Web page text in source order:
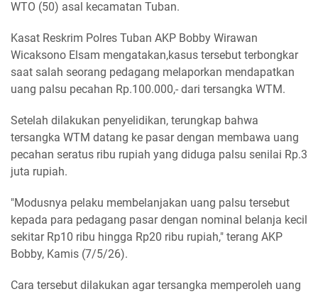
WTO (50) asal kecamatan Tuban.
Kasat Reskrim Polres Tuban AKP Bobby Wirawan
Wicaksono Elsam mengatakan,kasus tersebut terbongkar
saat salah seorang pedagang melaporkan mendapatkan
uang palsu pecahan Rp.100.000,- dari tersangka WTM.
Setelah dilakukan penyelidikan, terungkap bahwa
tersangka WTM datang ke pasar dengan membawa uang
pecahan seratus ribu rupiah yang diduga palsu senilai Rp.3
juta rupiah.
"Modusnya pelaku membelanjakan uang palsu tersebut
kepada para pedagang pasar dengan nominal belanja kecil
sekitar Rp10 ribu hingga Rp20 ribu rupiah," terang AKP
Bobby, Kamis (7/5/26).
Cara tersebut dilakukan agar tersangka memperoleh uang